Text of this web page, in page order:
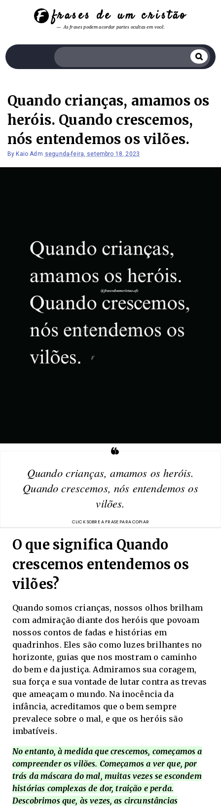
frases de um cristão
As frases podem acordar partes ocultas em você.
Quando crianças, amamos os
heróis. Quando crescemos,
nós entendemos os vilões.
By Kaio Adm segunda-feira, setembro 18, 2023
Quando crianças, amamos os heróis.
Quando crescemos, nós entendemos os
vilões.
O que significa Quando
crescemos entendemos os
vilões?
Quando somos crianças, nossos olhos brilham
com admiração diante dos heróis que povoam
nossos contos de fadas e histórias em
quadrinhos. Eles são como luzes brilhantes no
horizonte, guias que nos mostram o caminho
do bem e da justiça. Admiramos sua coragem,
sua força e sua vontade de lutar contra as trevas
que ameaçam o mundo. Na inocência da
infância, acreditamos que o bem sempre
prevalece sobre o mal, e que os heróis são
imbatíveis.
No entanto, à medida que crescemos, começamos a
compreender os vilões. Começamos a ver que, por
trás da máscara do mal, muitas vezes se escondem
histórias complexas de dor, traição e perda.
Descobrimos que, às vezes, as circunstâncias